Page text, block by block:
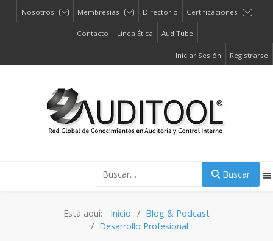
Nosotros Membresías Directorio Certificaciones
Contacto Línea Ética AudiTube
Iniciar Sesión Registrarse
Buscar
Está aquí: Inicio
Blog & Podcast
Desarrollo Profesional